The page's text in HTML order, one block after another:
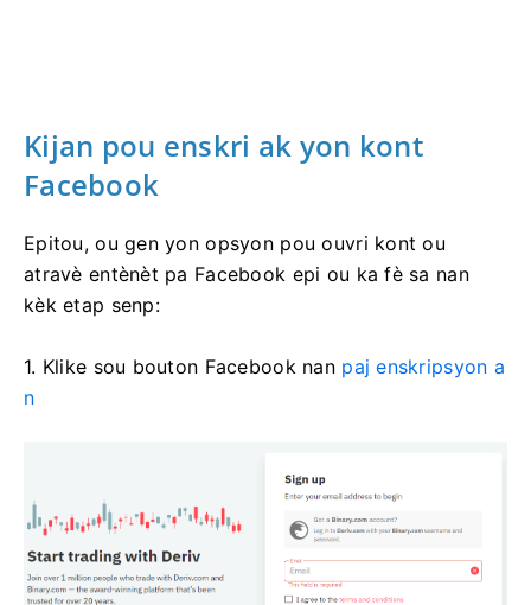
Kijan pou enskri ak yon kont
Facebook
Epitou, ou gen yon opsyon pou ouvri kont ou
atravè entènèt pa Facebook epi ou ka fè sa nan
kèk etap senp:
1. Klike sou bouton Facebook nan paj enskripsyon a
n